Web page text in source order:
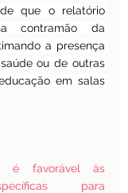
que o relatório
contramão da
a presença
ou de outras
em salas
é favorável às
para